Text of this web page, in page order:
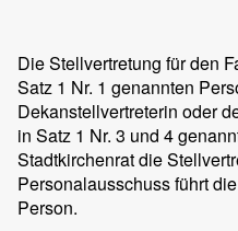
Die Stellvertretung für den
Satz 1 Nr. 1 genannten
Dekanstellvertreterin oder
in Satz 1 Nr. 3 und 4
Stadtkirchenrat die
Personalausschuss führt
Person.